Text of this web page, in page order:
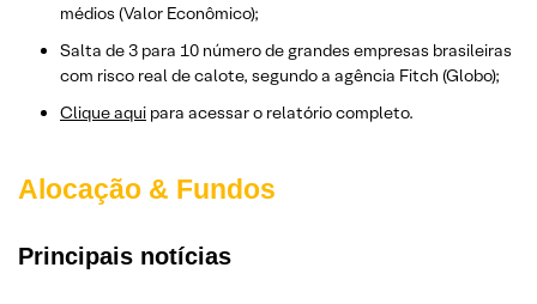
médios (Valor Econômico);
Salta de 3 para 10 número de grandes empresas brasileiras
com risco real de calote, segundo a agência Fitch (Globo);
Clique aqui para acessar o relatório completo.
Alocação & Fundos
Principais notícias